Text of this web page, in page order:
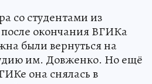
со студентами из
окончания ВГИКа
были вернуться на
им. Довженко. Но ещё
она снялась в